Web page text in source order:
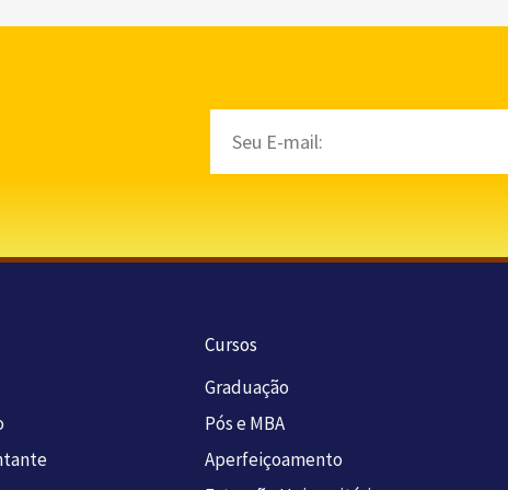
Cursos
Graduação
Pós e MBA
Aperfeiçoamento